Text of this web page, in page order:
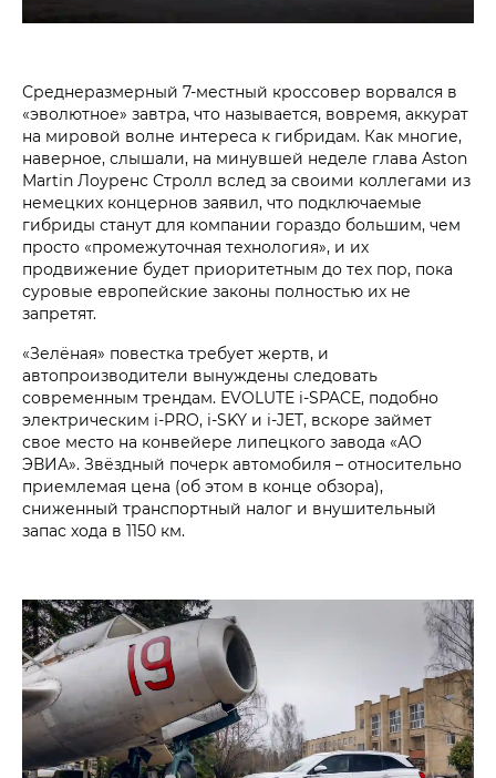
Среднеразмерный 7-местный кроссовер ворвался в
«эволютное» завтра, что называется, вовремя, аккурат
на мировой волне интереса к гибридам. Как многие,
наверное, слышали, на минувшей неделе глава Aston
Martin Лоуренс Стролл вслед за своими коллегами из
немецких концернов заявил, что подключаемые
гибриды станут для компании гораздо большим, чем
просто «промежуточная технология», и их
продвижение будет приоритетным до тех пор, пока
суровые европейские законы полностью их не
запретят.
«Зелёная» повестка требует жертв, и
автопроизводители вынуждены следовать
современным трендам. EVOLUTE i‑SPACE, подобно
электрическим i‑PRO, i‑SKY и i‑JET, вскоре займет
свое место на конвейере липецкого завода «АО
ЭВИА». Звёздный почерк автомобиля – относительно
приемлемая цена (об этом в конце обзора),
сниженный транспортный налог и внушительный
запас хода в 1150 км.